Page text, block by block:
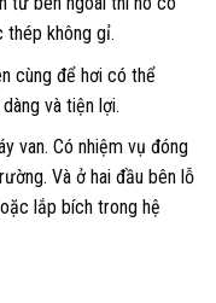
không gỉ.
cùng để hơi có thể
và tiện lợi.
van. Có nhiệm vụ đóng
Và ở hai đầu bên lỗ
lắp bích trong hệ